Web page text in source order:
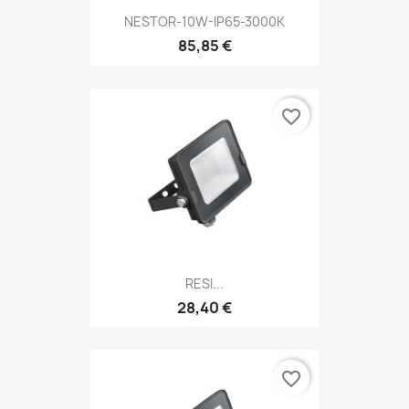
NESTOR-10W-IP65-3000K
85,85 €
RESI...
28,40 €
favorite_border
favorite_border